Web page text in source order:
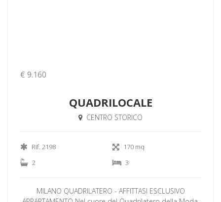
€ 9.160
QUADRILOCALE
CENTRO STORICO
Rif. 2198
170 mq
2
3
MILANO QUADRILATERO - AFFITTASI ESCLUSIVO